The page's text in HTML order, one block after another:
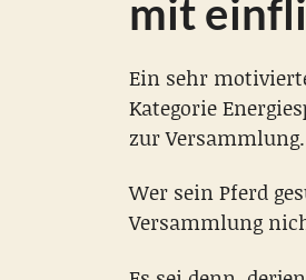
mit
Ein sehr
Kategorie
zur
Wer sein Pferd
Versammlung